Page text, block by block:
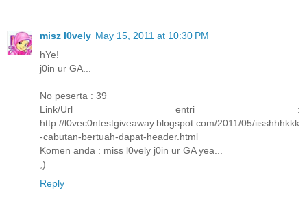
misz l0vely May 15, 2011 at 10:30 PM
hYe!
j0in ur GA...
No peserta : 39
Link/Url entri :
http://l0vec0ntestgiveaway.blogspot.com/2011/05/iisshhhkkk
-cabutan-bertuah-dapat-header.html
Komen anda : miss l0vely j0in ur GA yea...
;)
Reply